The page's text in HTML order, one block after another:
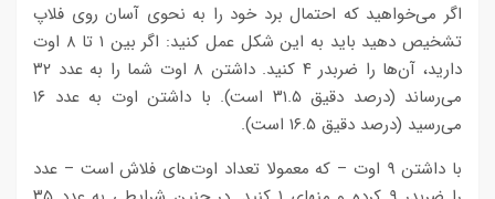
اگر می‌خواهید که احتمال برد خود را به نحوی آسان روی فلاپ
تشخیص دهید باید به این شکل عمل کنید: اگر بین ۱ تا ۸ اوت
دارید، آن‌ها را ضربدر ۴ کنید. داشتن ۸ اوت شما را به عدد ۳۲
می‌رساند (درصد دقیق ۳۱.۵ است). با داشتن اوت به عدد ۱۶
می‌رسید (درصد دقیق ۱۶.۵ است).
با داشتن ۹ اوت – که معمولا تعداد اوت‌های فلاش است – عدد